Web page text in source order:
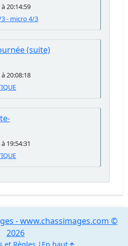
à 20:14:59
3 - micro 4/3
(suite)
à 20:08:18
à 19:54:31
- www.chassimages.com ©
2026